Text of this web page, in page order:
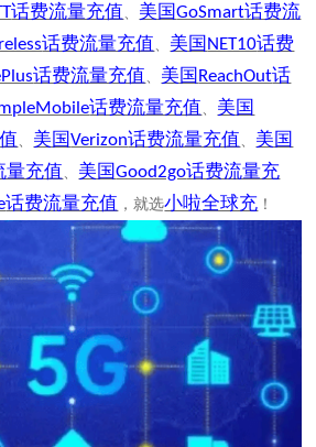
话费流量充值、 美国GoSmart话费流
话费流量充值、 美国 NET10话费
话费流量充值、 美国 ReachOut话
话费流量充值、 美国
、 美国Verizon话费流量充值、 美国
量充值、 美国Good2go话费流量充
话费流量充值 ，就选小啦全球充 ！